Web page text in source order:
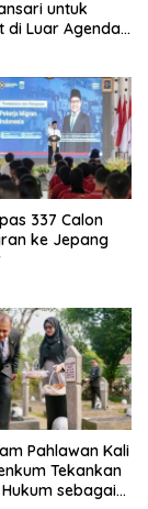
untuk
di Luar Agenda
337 Calon
ke Jepang
Pahlawan Kali
Tekankan
sebagai